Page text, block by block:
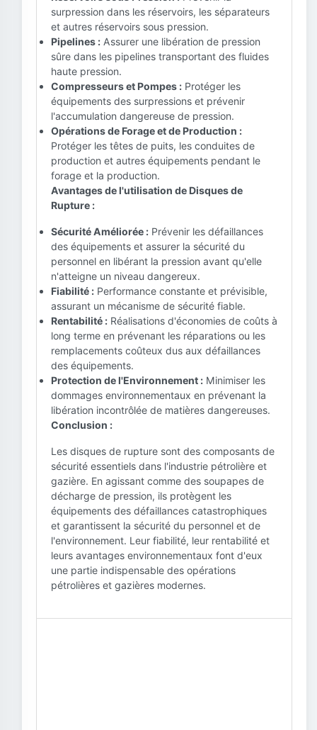
surpression dans les réservoirs, les séparateurs
et autres réservoirs sous pression.
Pipelines : Assurer une libération de pression
sûre dans les pipelines transportant des fluides
haute pression.
Compresseurs et Pompes : Protéger les
équipements des surpressions et prévenir
l'accumulation dangereuse de pression.
Opérations de Forage et de Production :
Protéger les têtes de puits, les conduites de
production et autres équipements pendant le
forage et la production.
Avantages de l'utilisation de Disques de
Rupture :
Sécurité Améliorée : Prévenir les défaillances
des équipements et assurer la sécurité du
personnel en libérant la pression avant qu'elle
n'atteigne un niveau dangereux.
Fiabilité : Performance constante et prévisible,
assurant un mécanisme de sécurité fiable.
Rentabilité : Réalisations d'économies de coûts à
long terme en prévenant les réparations ou les
remplacements coûteux dus aux défaillances
des équipements.
Protection de l'Environnement : Minimiser les
dommages environnementaux en prévenant la
libération incontrôlée de matières dangereuses.
Conclusion :
Les disques de rupture sont des composants de
sécurité essentiels dans l'industrie pétrolière et
gazière. En agissant comme des soupapes de
décharge de pression, ils protègent les
équipements des défaillances catastrophiques
et garantissent la sécurité du personnel et de
l'environnement. Leur fiabilité, leur rentabilité et
leurs avantages environnementaux font d'eux
une partie indispensable des opérations
pétrolières et gazières modernes.